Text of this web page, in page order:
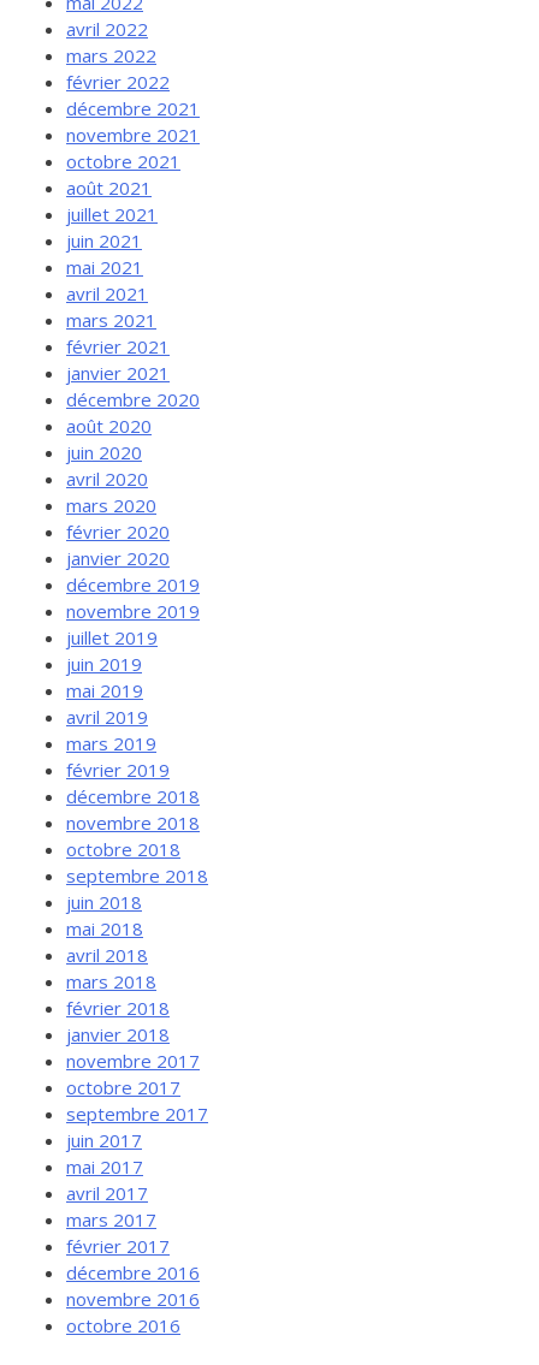
avril 2022
mars 2022
février 2022
décembre 2021
novembre 2021
octobre 2021
août 2021
juillet 2021
juin 2021
mai 2021
avril 2021
mars 2021
février 2021
janvier 2021
décembre 2020
août 2020
juin 2020
avril 2020
mars 2020
février 2020
janvier 2020
décembre 2019
novembre 2019
juillet 2019
juin 2019
mai 2019
avril 2019
mars 2019
février 2019
décembre 2018
novembre 2018
octobre 2018
septembre 2018
juin 2018
mai 2018
avril 2018
mars 2018
février 2018
janvier 2018
novembre 2017
octobre 2017
septembre 2017
juin 2017
mai 2017
avril 2017
mars 2017
février 2017
décembre 2016
novembre 2016
octobre 2016